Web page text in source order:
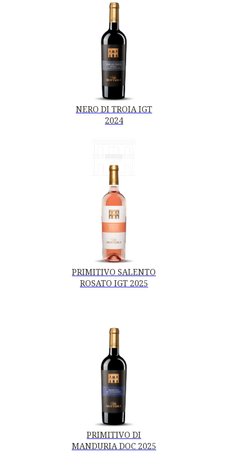
NERO DI TROIA IGT
2024
PRIMITIVO SALENTO
ROSATO IGT 2025
PRIMITIVO DI
MANDURIA DOC 2025